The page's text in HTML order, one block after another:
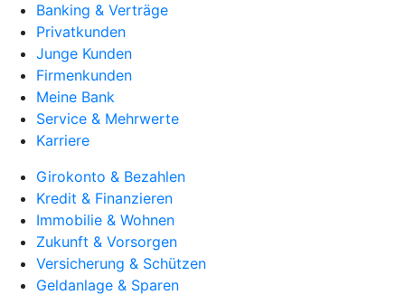
Banking & Verträge
Privatkunden
Junge Kunden
Firmenkunden
Meine Bank
Service & Mehrwerte
Karriere
Girokonto & Bezahlen
Kredit & Finanzieren
Immobilie & Wohnen
Zukunft & Vorsorgen
Versicherung & Schützen
Geldanlage & Sparen